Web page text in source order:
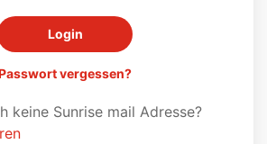
vergessen?
keine Sunrise mail Adresse?